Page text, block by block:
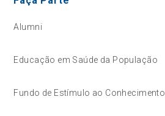
Alumni
Educação em Saúde da População
Fundo de Estímulo ao Conhecimento